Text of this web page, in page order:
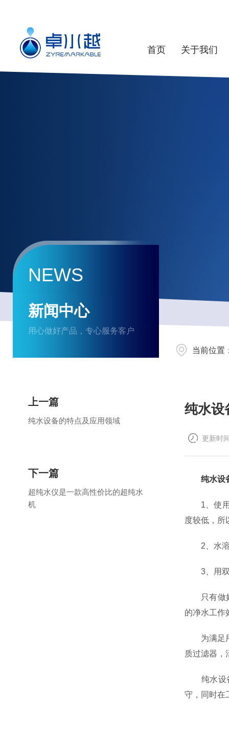
首页 关于我们
NEWS
新闻中心
用心做好产品，专心服务客户
当前位置
纯水设
更新时
纯水设
1、使用
度较低，所
2、水溶
3、用双
只有做好
的净水工作
为满足用
质过滤器，
纯水设备
守，同时在
上一篇
纯水设备的特点及应用领域
下一篇
超纯水仪是一款高性价比的超纯水
机